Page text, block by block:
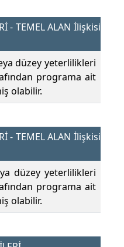
- TEMEL ALAN İlişkisi
düzey yeterlilikleri
programa ait
olabilir.
- TEMEL ALAN İlişkisi
düzey yeterlilikleri
programa ait
olabilir.